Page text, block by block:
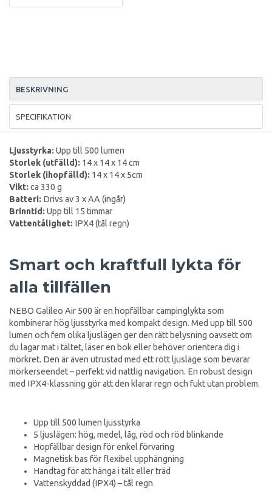
BESKRIVNING
SPECIFIKATION
Ljusstyrka:Upp till 500 lumen
Storlek (utfälld): 14 x 14 x 14 cm
Storlek (ihopfälld): 14 x 14 x 5cm
Vikt:ca 330 g
Batteri: Drivs av 3 x AA (ingår)
Brinntid:Upp till 15 timmar
Vattentålighet: IPX4 (tål regn)
Smart och kraftfull lykta för
alla tillfällen
NEBO Galileo Air 500 är en hopfällbar campinglykta som
kombinerar hög ljusstyrka med kompakt design. Med upp till 500
lumen och fem olika ljuslägen ger den rätt belysning oavsett om
du lagar mat i tältet, läser en bok eller behöver orientera dig i
mörkret. Den är även utrustad med ett rött ljusläge som bevarar
mörkerseendet – perfekt vid nattlig navigation. En robust design
med IPX4-klassning gör att den klarar regn och fukt utan problem.
Upp till 500 lumen ljusstyrka
5 ljuslägen: hög, medel, låg, röd och röd blinkande
Hopfällbar design för enkel förvaring
Magnetisk bas för flexibel upphängning
Handtag för att hänga i tält eller träd
Vattenskyddad (IPX4) – tål regn